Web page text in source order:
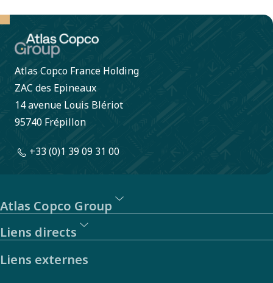
Atlas Copco France Holding
ZAC des Epineaux
14 avenue Louis Blériot
95740 Frépillon
+33 (0)1 39 09 31 00
Atlas Copco Group
Liens directs
Liens externes